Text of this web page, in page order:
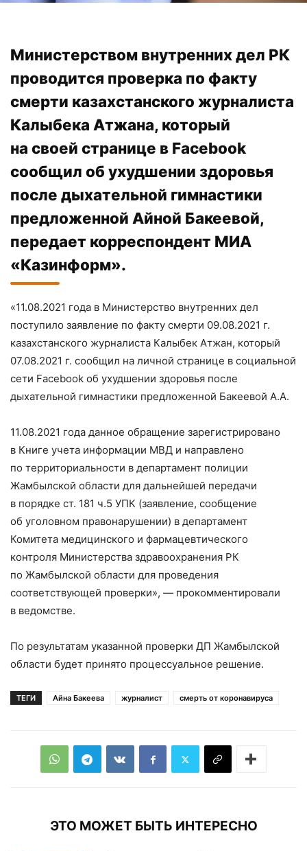
Министерством внутренних дел РК
проводится проверка по факту
смерти казахстанского журналиста
Калыбека Атжана, который
на своей странице в Facebook
сообщил об ухудшении здоровья
после дыхательной гимнастики
предложенной Айной Бакеевой,
передает корреспондент МИА
«Казинформ».
«11.08.2021 года в Министерство внутренних дел
поступило заявление по факту смерти 09.08.2021 г.
казахстанского журналиста Калыбек Атжан, который
07.08.2021 г. сообщил на личной странице в социальной
сети Facebook об ухудшении здоровья после
дыхательной гимнастики предложенной Бакеевой А.А.
11.08.2021 года данное обращение зарегистрировано
в Книге учета информации МВД и направлено
по территориальности в департамент полиции
Жамбылской области для дальнейшей передачи
в порядке ст. 181 ч.5 УПК (заявление, сообщение
об уголовном правонарушении) в департамент
Комитета медицинского и фармацевтического
контроля Министерства здравоохранения РК
по Жамбылской области для проведения
соответствующей проверки», — прокомментировали
в ведомстве.
По результатам указанной проверки ДП Жамбылской
области будет принято процессуальное решение.
ТЕГИ Айна Бакеева журналист смерть от коронавируса
ЭТО МОЖЕТ БЫТЬ ИНТЕРЕСНО